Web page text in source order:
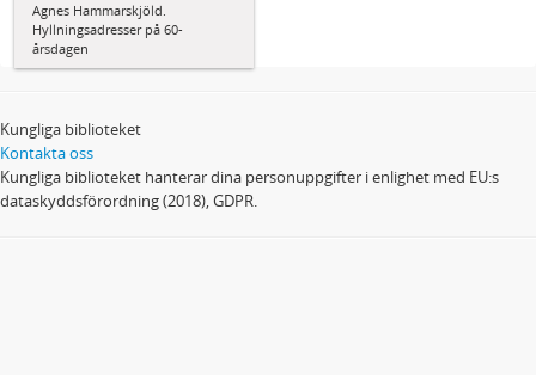
Agnes Hammarskjöld.
Hyllningsadresser på 60-
årsdagen
Kungliga biblioteket
Kontakta oss
Kungliga biblioteket hanterar dina personuppgifter i enlighet med EU:s
dataskyddsförordning (2018), GDPR.